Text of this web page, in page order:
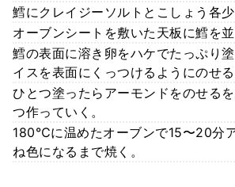
鱈にクレイジーソルトとこしょう各少
オーブンシートを敷いた天板に鱈を並
鱈の表面に溶き卵をハケでたっぷり
イスを表面にくっつけるようにのせる
ひとつ塗ったらアーモンドをのせる
つ作っていく。
180℃に温めたオーブンで15〜20分
ね色になるまで焼く。